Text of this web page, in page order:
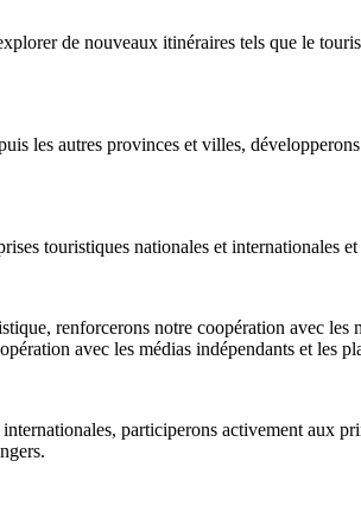
de nouveaux itinéraires tels que le
les autres provinces et villes,
touristiques nationales et internationales
renforcerons notre coopération avec
avec les médias indépendants et les
participerons activement aux